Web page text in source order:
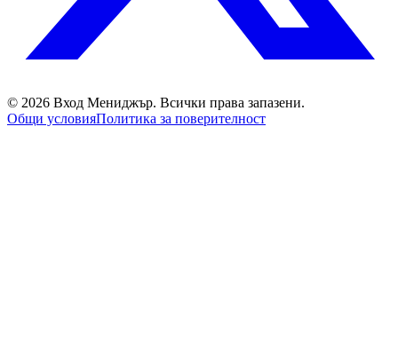
© 2026 Вход Мениджър. Всички права запазени.
Общи условияПолитика за поверителност